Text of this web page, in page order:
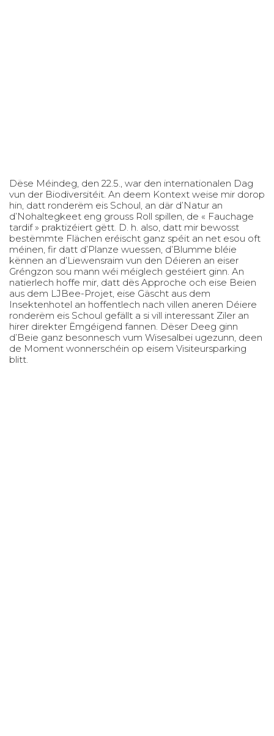
Dëse Méindeg, den 22.5., war den internationalen Dag
vun der Biodiversitéit. An deem Kontext weise mir dorop
hin, datt ronderëm eis Schoul, an där d’Natur an
d’Nohaltegkeet eng grouss Roll spillen, de « Fauchage
tardif » praktizéiert gëtt. D. h. also, datt mir bewosst
bestëmmte Flächen eréischt ganz spéit an net esou oft
méinen, fir datt d’Planze wuessen, d’Blumme bléie
kënnen an d’Liewensraim vun den Déieren an eiser
Gréngzon sou mann wéi méiglech gestéiert ginn. An
natierlech hoffe mir, datt dës Approche och eise Beien
aus dem LJBee-Projet, eise Gäscht aus dem
Insektenhotel an hoffentlech nach villen aneren Déiere
ronderëm eis Schoul gefällt a si vill interessant Ziler an
hirer direkter Ëmgéigend fannen. Dëser Deeg ginn
d’Beie ganz besonnesch vum Wisesalbei ugezunn, deen
de Moment wonnerschéin op eisem Visiteursparking
blitt.